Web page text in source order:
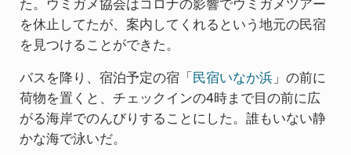
た。ウミガメ協会はコロナの影響でウミガメツアー
を休止してたが、案内してくれるという地元の民宿
を見つけることができた。
バスを降り、宿泊予定の宿「 民宿いなか浜」の前に
荷物を置くと、チェックインの4時まで目の前に広
がる海岸でのんびりすることにした。誰もいない静
かな海で泳いだ。